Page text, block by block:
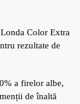
Color Extra
rezultate de
a firelor albe,
de înaltă